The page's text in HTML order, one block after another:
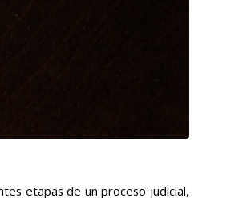
etapas de un proceso judicial,